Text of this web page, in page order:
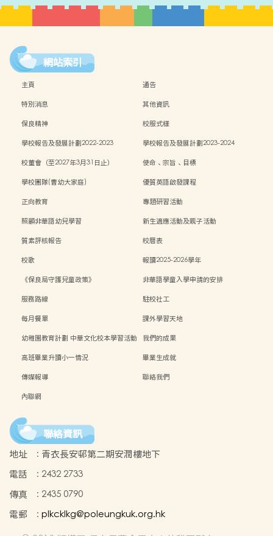
網站索引
主頁
通告
特別消息
其他資訊
保良精神
校服式樣
學校報告及發展計劃2022-2023
學校報告及發展計劃2023-2024
校董會（至2027年3月31日止）
使命、宗旨、目標
學校團隊(曹幼大家庭)
優質英語啟發課程
正向教育
專題研習活動
照顧非華語幼兒學習
新生適應活動及親子活動
質素評核報告
校曆表
校歌
報讀2025-2026學年
《保良局守護兒童政策》
非華語學童入學申請的安排
服務路線
駐校社工
每月餐單
課外學習天地
幼稚園教育計劃 中華文化校本學習活動
我們的成果
高班畢業升讀小一情況
畢業生成就
傳媒報導
聯絡我們
內聯網
聯絡資訊
地址 : 青衣長安邨第二期安潤樓地下
電話
: 2432 2733
傳真
: 2435 0790
電郵
: plkcklkg@poleungkuk.org.hk